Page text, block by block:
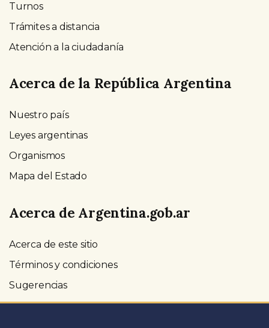
Turnos
Trámites a distancia
Atención a la ciudadanía
Acerca de la República Argentina
Nuestro país
Leyes argentinas
Organismos
Mapa del Estado
Acerca de Argentina.gob.ar
Acerca de este sitio
Términos y condiciones
Sugerencias